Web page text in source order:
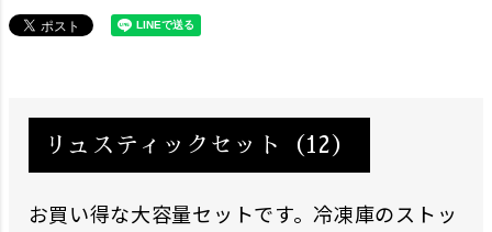
リュスティックセット（12）
お買い得な大容量セットです。冷凍庫のストッ